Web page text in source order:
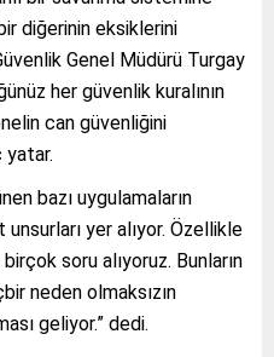
diğerinin eksiklerini
Genel Müdürü Turgay
her güvenlik kuralının
can güvenliğini
yatar.
bazı uygulamaların
yer alıyor. Özellikle
soru alıyoruz. Bunların
neden olmaksızın
geliyor.” dedi.